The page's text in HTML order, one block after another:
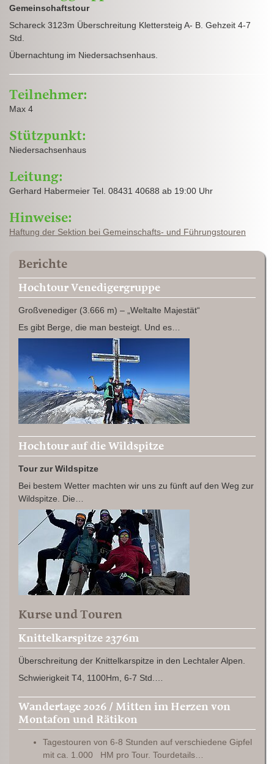
Gemeinschaftstour
Schareck 3123m Überschreitung Klettersteig A- B. Gehzeit 4-7
Std.
Übernachtung im Niedersachsenhaus.
Teilnehmer:
Max 4
Stützpunkt:
Niedersachsenhaus
Leitung:
Gerhard Habermeier Tel. 08431 40688 ab 19:00 Uhr
Hinweise:
Haftung der Sektion bei Gemeinschafts- und Führungstouren
Berichte
Hochtour Venedigergruppe
Großvenediger (3.666 m) – „Weltalte Majestät“
Es gibt Berge, die man besteigt. Und es…
Hochtour auf die Wildspitze
Tour zur Wildspitze
Bei bestem Wetter machten wir uns zu fünft auf den Weg zur
Wildspitze. Die…
Kurse und Touren
Knittelkarspitze 2376m
Überschreitung der Knittelkarspitze in den Lechtaler Alpen.
Schwierigkeit T4, 1100Hm, 6-7 Std.…
Wandertage 2026 / Mitten im Herzen von
Montafon und Rätikon
Tagestouren von 6-8 Stunden auf verschiedene Gipfel
mit ca. 1.000 HM pro Tour. Tourdetails…